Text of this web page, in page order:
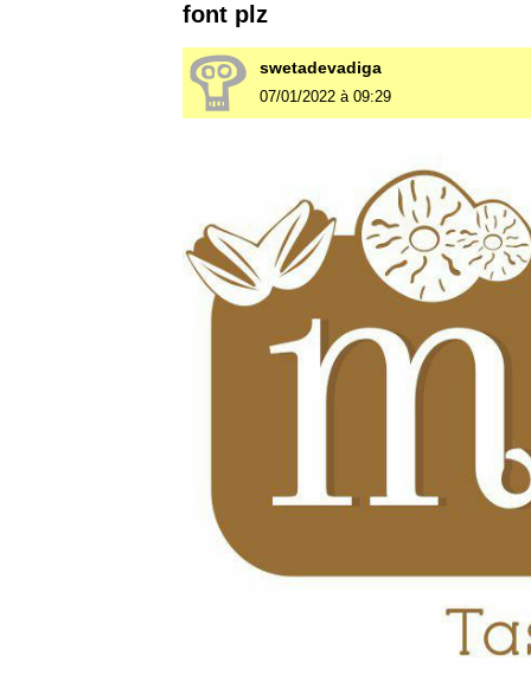
font plz
swetadevadiga
07/01/2022 à 09:29